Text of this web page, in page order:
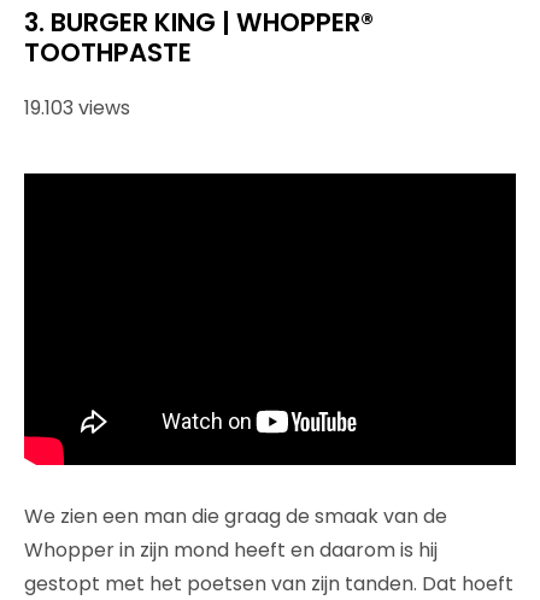
3. BURGER KING | WHOPPER®
TOOTHPASTE
19.103 views
We zien een man die graag de smaak van de
Whopper in zijn mond heeft en daarom is hij
gestopt met het poetsen van zijn tanden. Dat hoeft